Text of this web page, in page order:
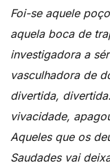
Foi-se aquele
aquela boca de
investigadora a
vasculhadora de
divertida,
vivacidade,
Aqueles que os
Saudades vai